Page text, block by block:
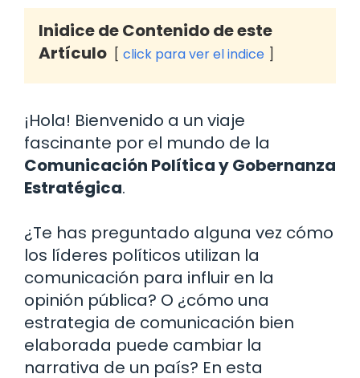
Inidice de Contenido de este
Artículo
click para ver el indice
¡Hola! Bienvenido a un viaje
fascinante por el mundo de la
Comunicación Política y Gobernanza
Estratégica.
¿Te has preguntado alguna vez cómo
los líderes políticos utilizan la
comunicación para influir en la
opinión pública? O ¿cómo una
estrategia de comunicación bien
elaborada puede cambiar la
narrativa de un país? En esta